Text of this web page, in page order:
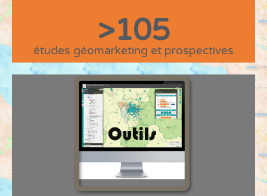
>105
études géomarketing et prospectives